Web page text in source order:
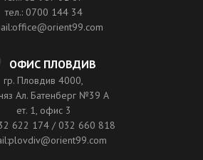
тел.: 0700 144 34
ОФИС ПЛОВДИВ
гр. Пловдив 4000,
Ал. Батенберг №39 A
ет. 1, офис 3
622 174 / 032 660 818